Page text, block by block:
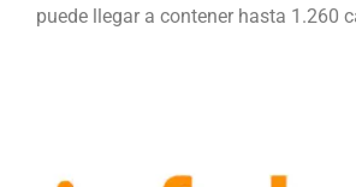
puede llegar a contener hasta 1.260